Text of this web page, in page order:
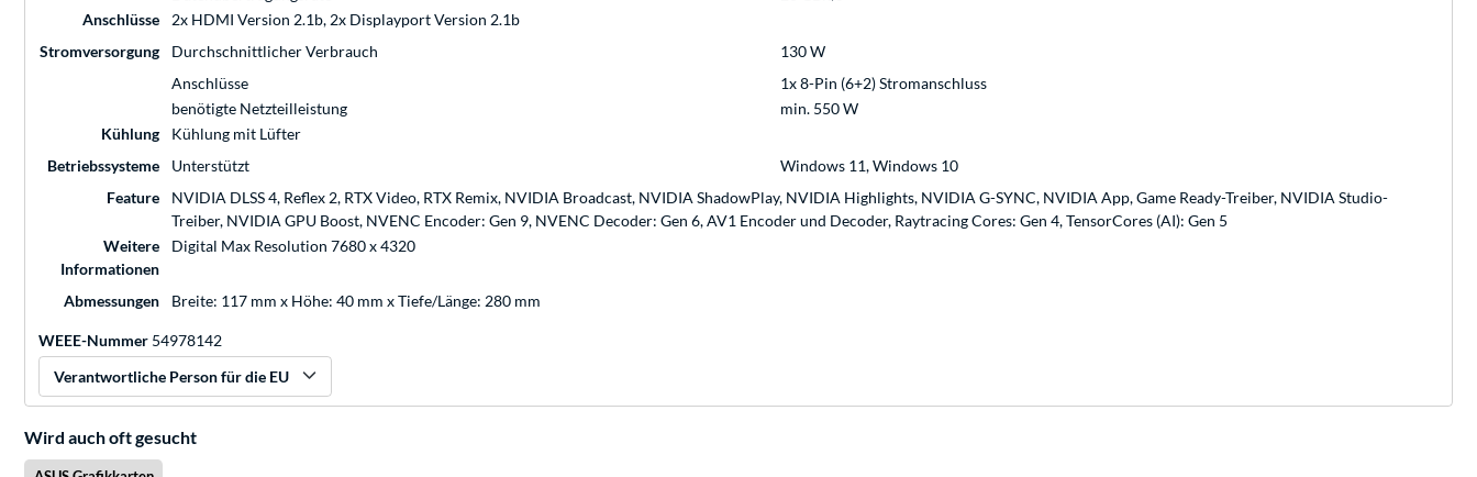
Anschlüsse
2x HDMI Version 2.1b, 2x Displayport Version 2.1b
Stromversorgung
Durchschnittlicher Verbrauch
130 W
Anschlüsse
1x 8-Pin (6+2) Stromanschluss
benötigte Netzteilleistung
min. 550 W
Kühlung
Kühlung mit Lüfter
Betriebssysteme
Unterstützt
Windows 11, Windows 10
Feature
NVIDIA DLSS 4, Reflex 2, RTX Video, RTX Remix, NVIDIA Broadcast, NVIDIA ShadowPlay, NVIDIA Highlights, NVIDIA G-SYNC, NVIDIA App, Game Ready-Treiber, NVIDIA Studio-
Treiber, NVIDIA GPU Boost, NVENC Encoder: Gen 9, NVENC Decoder: Gen 6, AV1 Encoder und Decoder, Raytracing Cores: Gen 4, TensorCores (AI): Gen 5
Weitere
Informationen
Digital Max Resolution 7680 x 4320
Abmessungen Breite: 117 mm x Höhe: 40 mm x Tiefe/Länge: 280 mm
WEEE-Nummer 54978142
Verantwortliche Person für die EU
Wird auch oft gesucht